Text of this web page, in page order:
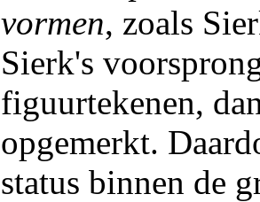
vormen, zoals
Sierk's
figuurtekenen,
opgemerkt.
status binnen de